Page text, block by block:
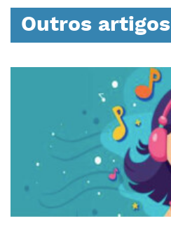
Outros artigos